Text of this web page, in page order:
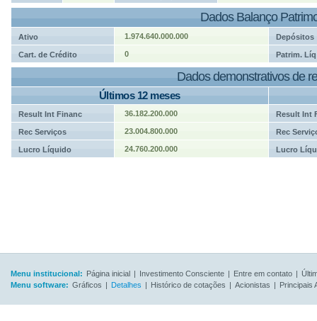
Dados Balanço
Ativo 1.974.640.000.000 Depósitos
Cart. de Crédito 0 Patrim. Líq
Dados demonstrativos de
Últimos 12 meses
Result Int Financ 36.182.200.000 Result Int
Rec Serviços 23.004.800.000 Rec
Lucro Líquido 24.760.200.000 Lucro
Menu institucional: Página inicial | Investimento Consciente | Entre em contato |
Menu software: Gráficos | Detalhes | Histórico de cotações | Acionistas | Principais